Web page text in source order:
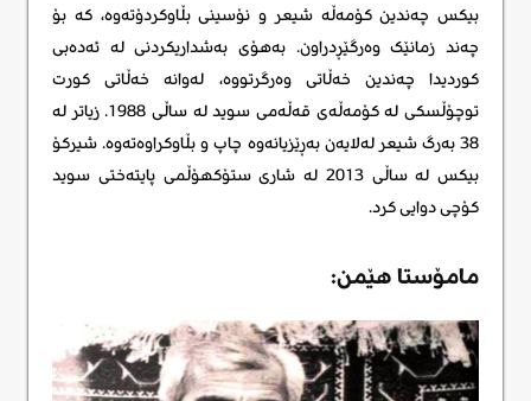
بیکس چەندین کۆمەڵە شیعر و نۆسینی بڵاوکردۆتەوە، کە بۆ
چەند زمانێک وەرگێڕدراون. بەهۆی بەشداریکردنی لە ئەدەبی
کوردیدا چەندین خەڵاتی وەرگرتووە، لەوانە خەڵاتی کورت
توچۆڵسکی لە کۆمەڵەی قەڵەمی سوید لە ساڵی 1988. زیاتر لە
38 بەرگ شیعر لەلایەن بەڕێزیانەوە چاپ و بڵاوکراوەتەوە. شیرکۆ
بیکس لە ساڵی 2013 لە شاری ستۆکهۆڵمی پایتەختی سوید
کۆچی دوایی کرد.
مامۆستا هێمن: